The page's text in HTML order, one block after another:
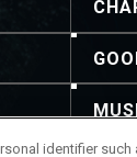
identifier such